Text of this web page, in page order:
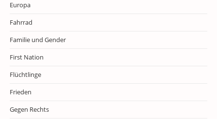
Europa
Fahrrad
Familie und Gender
First Nation
Flüchtlinge
Frieden
Gegen Rechts